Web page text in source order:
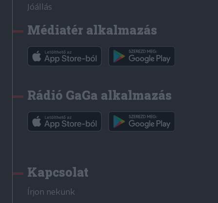
Jóállás
Médiatér alkalmazás
Rádió GaGa alkalmazás
Kapcsolat
Írjon nekünk